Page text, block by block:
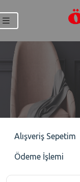
Alışveriş Sepetim
Ödeme İşlemi